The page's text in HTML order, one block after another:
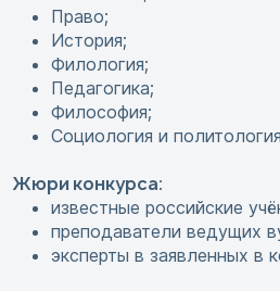
Право;
История;
Филология;
Педагогика;
Философия;
Социология и
Жюри конкурса:
известные российские
преподаватели ведущих
эксперты в заявленных в